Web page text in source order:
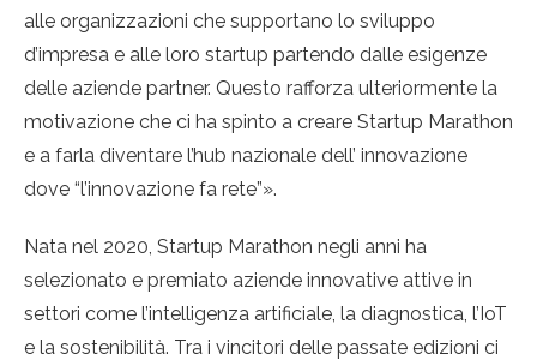
alle organizzazioni che supportano lo sviluppo
d’impresa e alle loro startup partendo dalle esigenze
delle aziende partner. Questo rafforza ulteriormente la
motivazione che ci ha spinto a creare Startup Marathon
e a farla diventare l’hub nazionale dell’ innovazione
dove “l’innovazione fa rete”».
Nata nel 2020, Startup Marathon negli anni ha
selezionato e premiato aziende innovative attive in
settori come l’intelligenza artificiale, la diagnostica, l’IoT
e la sostenibilità. Tra i vincitori delle passate edizioni ci